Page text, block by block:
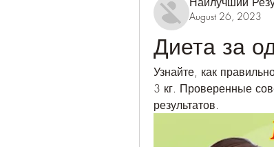
August 26, 2023
Диета за
Узнайте, как
3 кг. Проверенные
результатов.